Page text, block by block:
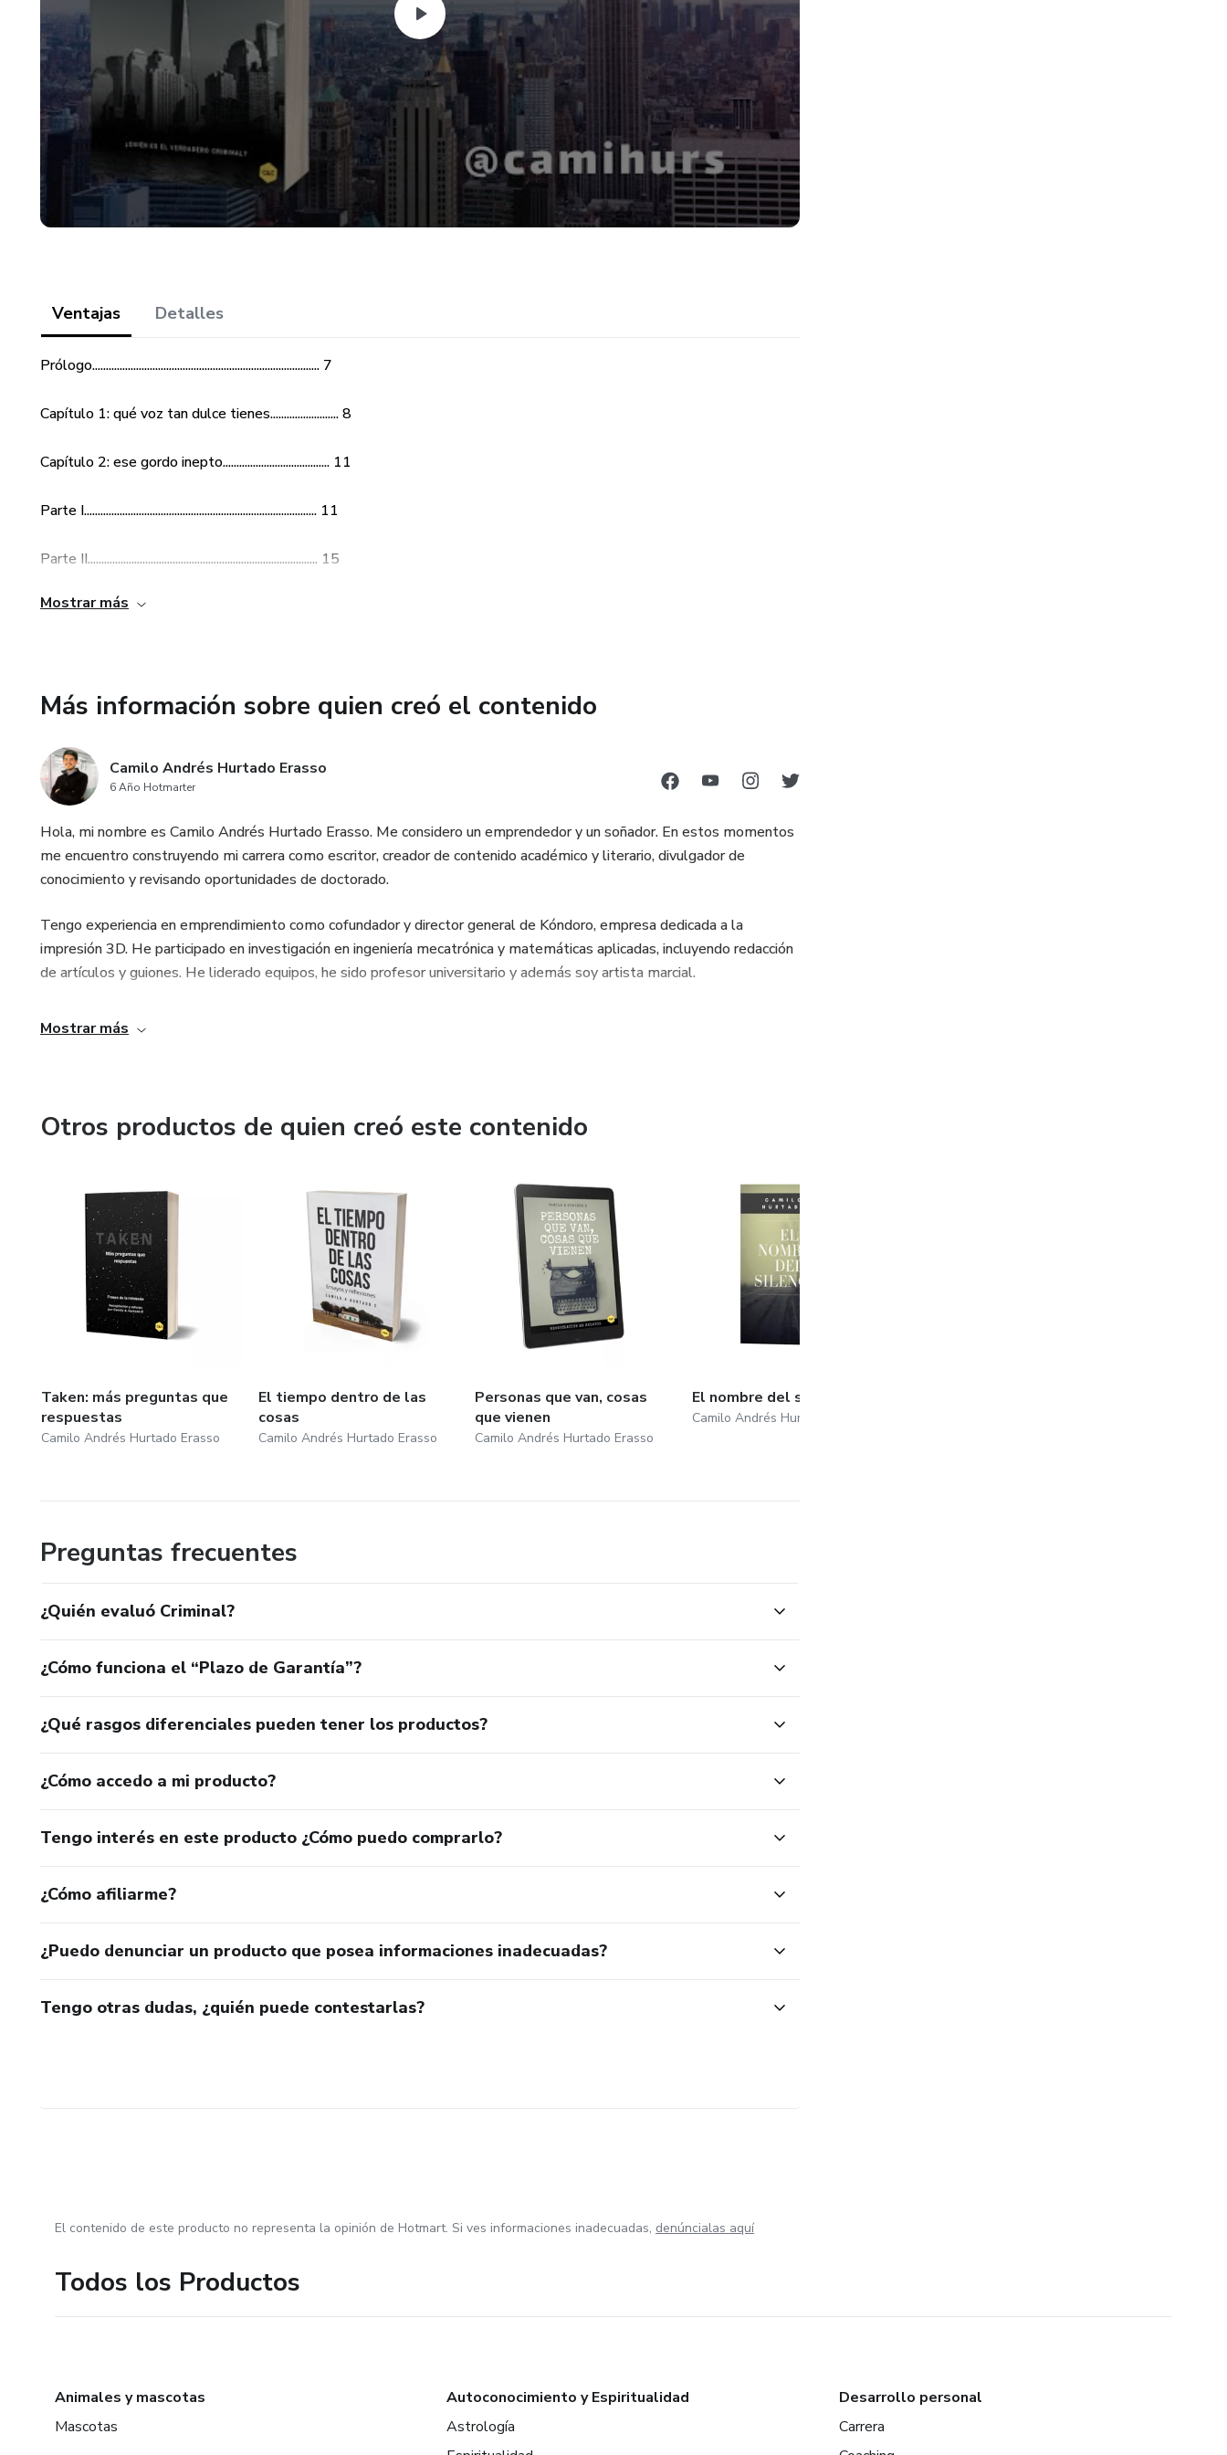
Ventajas Detalles
Prólogo................................................................................... 7
Capítulo 1: qué voz tan dulce tienes......................... 8
Capítulo 2: ese gordo inepto....................................... 11
Parte I..................................................................................... 11
Parte II.................................................................................... 15
Capítulo 3: eres un tonto.............................................. 17
Mostrar más
Más información sobre quien creó el contenido
Camilo Andrés Hurtado Erasso
6 Año Hotmarter
Hola, mi nombre es Camilo Andrés Hurtado Erasso. Me considero un emprendedor y un soñador. En estos momentos
me encuentro construyendo mi carrera como escritor, creador de contenido académico y literario, divulgador de
conocimiento y revisando oportunidades de doctorado.
Tengo experiencia en emprendimiento como cofundador y director general de Kóndoro, empresa dedicada a la
impresión 3D. He participado en investigación en ingeniería mecatrónica y matemáticas aplicadas, incluyendo redacción
de artículos y guiones. He liderado equipos, he sido profesor universitario y además soy artista marcial.
Mostrar más
Otros productos de quien creó este contenido
Taken: más preguntas que
respuestas
Camilo Andrés Hurtado Erasso
El tiempo dentro de las
cosas
Camilo Andrés Hurtado Erasso
Personas que van, cosas
que vienen
Camilo Andrés Hurtado Erasso
El nombre del silencio
Camilo Andrés Hurtado Erasso
Preguntas frecuentes
¿Quién evaluó Criminal?
¿Cómo funciona el “Plazo de Garantía”?
¿Qué rasgos diferenciales pueden tener los productos?
¿Cómo accedo a mi producto?
Tengo interés en este producto ¿Cómo puedo comprarlo?
¿Cómo afiliarme?
¿Puedo denunciar un producto que posea informaciones inadecuadas?
Tengo otras dudas, ¿quién puede contestarlas?
El contenido de este producto no representa la opinión de Hotmart. Si ves informaciones inadecuadas, denúncialas aquí
Todos los Productos
Animales y mascotas
Mascotas
Autoconocimiento y Espiritualidad
Astrología
Desarrollo personal
Carrera